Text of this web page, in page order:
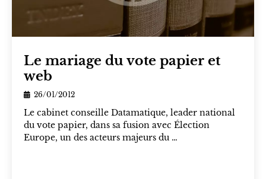
Le mariage du vote papier et
web
26/01/2012
Le cabinet conseille Datamatique, leader national
du vote papier, dans sa fusion avec Élection
Europe, un des acteurs majeurs du …